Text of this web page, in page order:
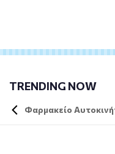
TRENDING NOW
Φαρμακείο